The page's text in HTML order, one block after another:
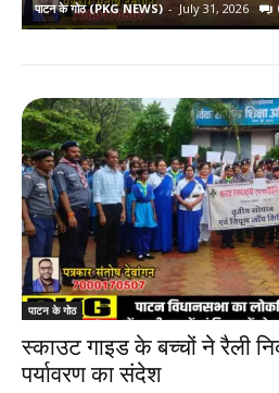
पाटन के गोठ (PKG NEWS) - July 31, 2026
पाटन के गोठ
स्काउट गाइड के बच्चों ने रैली
पर्यावरण का संदेश